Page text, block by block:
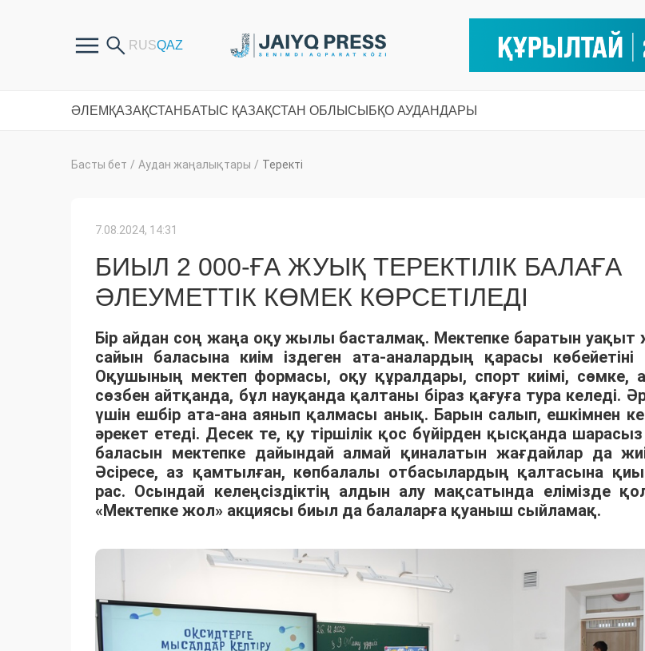
ӘЛЕМ ҚАЗАҚСТАН БАТЫС ҚАЗАҚСТАН ОБЛЫСЫ БҚО АУДАНДАРЫ
Басты бет / Аудан жаңалықтары / Теректі
7.08.2024, 14:31
БИЫЛ 2 000-ҒА ЖУЫҚ ТЕРЕКТІЛІК БАЛАҒА
ӘЛЕУМЕТТІК КӨМЕК КӨРСЕТІЛЕДІ
Бір айдан соң жаңа оқу жылы басталмақ. Мектепке баратын уақыт
сайын баласына киім іздеген ата-аналардың қарасы көбейетіні
Оқушының мектеп формасы, оқу құралдары, спорт киімі, сөмке,
сөзбен айтқанда, бұл науқанда қалтаны біраз қағуға тура келеді.
үшін ешбір ата-ана аянып қалмасы анық. Барын салып, ешкімнен
әрекет етеді. Десек те, қу тіршілік қос бүйірден қысқанда шарасыз
баласын мектепке дайындай алмай қиналатын жағдайлар да
Әсіресе, аз қамтылған, көпбалалы отбасылардың қалтасына
рас. Осындай келеңсіздіктің алдын алу мақсатында елімізде
«Мектепке жол» акциясы биыл да балаларға қуаныш сыйламақ.